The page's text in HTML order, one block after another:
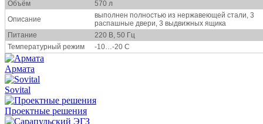
Объём
570 л
Описание
выполнен полностью из нержавеющей стали, 3
распашные двери, 3 выдвижных ящика
Питание
220 В, 50 Гц
Температурный режим
-10…-20 С
Армата
Sovital
Проектные решения